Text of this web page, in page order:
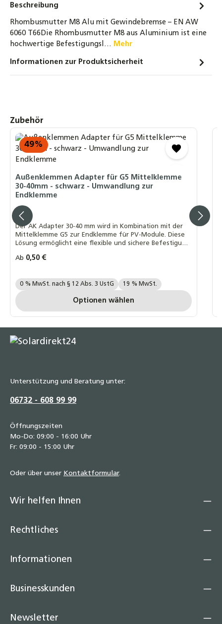
Beschreibung
Rhombusmutter M8 Alu mit Gewindebremse – EN AW
6060 T66Die Rhombusmutter M8 aus Aluminium ist eine
hochwertige Befestigungsl… Mehr
Informationen zur Produktsicherheit
Produktgalerie überspringen
Zubehör
49%
Außenklemmen Adapter für G5 Mittelklemme
30-40mm - schwarz - Umwandlung zur
Endklemme
Der AK Adapter 30-40 mm wird in Kombination mit der
Mittelklemme G5 zur Endklemme für PV-Module. Diese
Lösung ermöglicht eine flexible und sichere Befestigung
Regulärer Preis:
Ab 0,50 €
Ihre MwSt. Auswahl::
0 % MwSt. nach § 12 Abs. 3 UstG 19 % MwSt.
Optionen wählen
Unterstützung und Beratung unter:
06732 - 608 99 99
Öffnungszeiten
Mo-Do: 09:00 - 16:00 Uhr
Fr: 09:00 - 15:00 Uhr
Oder über unser Kontaktformular.
Wir helfen Ihnen
Rechtliches
Informationen
Businesskunden
Newsletter